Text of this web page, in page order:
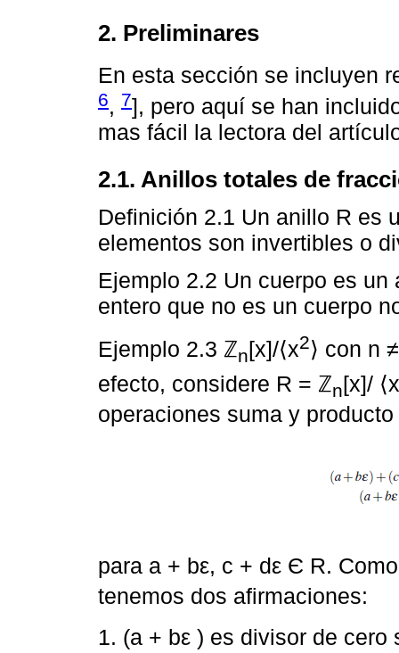
2. Preliminares
En esta sección se incluyen
6, 7], pero aquí se han
mas fácil la lectora del
2.1. Anillos totales de
Definición 2.1 Un anillo R es
elementos son invertibles o
Ejemplo 2.2 Un cuerpo es
entero que no es un cuerpo
Ejemplo 2.3 ℤn[x]/⟨x2⟩ con n ≠
efecto, considere R = ℤn[x]/ ⟨x
operaciones suma y
para a + bε, c + dε Є R.
tenemos dos afirmaciones:
1. (a + bε ) es divisor de